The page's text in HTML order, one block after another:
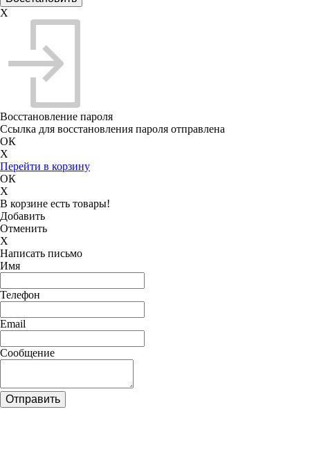
X
Восстановление пароля
Ссылка для восстановления пароля отправлена
ОК
X
Перейти в корзину
ОК
X
В корзине есть товары!
Добавить
Отменить
X
Написать письмо
Имя
Телефон
Email
Сообщение